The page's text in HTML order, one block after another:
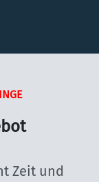
Zeit und